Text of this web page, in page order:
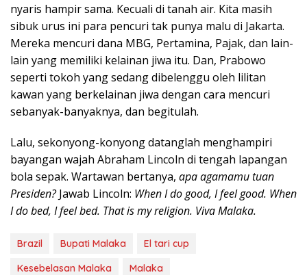
nyaris hampir sama. Kecuali di tanah air. Kita masih
sibuk urus ini para pencuri tak punya malu di Jakarta.
Mereka mencuri dana MBG, Pertamina, Pajak, dan lain-
lain yang memiliki kelainan jiwa itu. Dan, Prabowo
seperti tokoh yang sedang dibelenggu oleh lilitan
kawan yang berkelainan jiwa dengan cara mencuri
sebanyak-banyaknya, dan begitulah.
Lalu, sekonyong-konyong datanglah menghampiri
bayangan wajah Abraham Lincoln di tengah lapangan
bola sepak. Wartawan bertanya, apa agamamu tuan
Presiden?Jawab Lincoln: When I do good, I feel good. When
I do bed, I feel bed. That is my religion. Viva Malaka.
Brazil Bupati Malaka
El tari cup
Kesebelasan Malaka
Malaka